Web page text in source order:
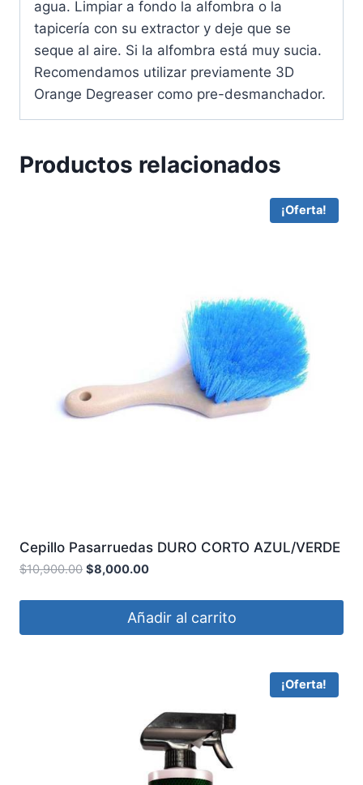
agua. Limpiar a fondo la alfombra o la
tapicería con su extractor y deje que se
seque al aire. Si la alfombra está muy sucia.
Recomendamos utilizar previamente 3D
Orange Degreaser como pre-desmanchador.
Productos relacionados
¡Oferta!
Cepillo Pasarruedas DURO CORTO AZUL/VERDE
M-23S 3D
$10,900.00 $8,000.00
Añadir al carrito
¡Oferta!